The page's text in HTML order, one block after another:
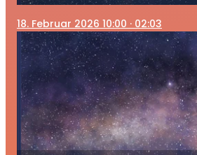
18. Februar 2026 10:00 · 02:03